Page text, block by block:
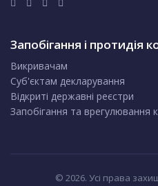
Запобігання і протидія
Викривачам
Суб'єктам декларування
Відкриті державні реєстри
Запобігання та врегулювання
© 2026. Усі права